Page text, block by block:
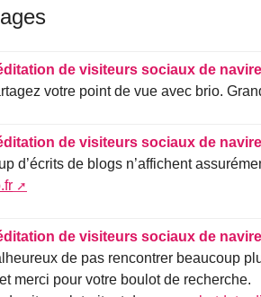
de visiteurs sociaux de
votre point de vue avec brio.
de visiteurs sociaux de
d’écrits de blogs n’affichent
de visiteurs sociaux de
de pas rencontrer beaucoup
merci pour votre boulot de recherche.